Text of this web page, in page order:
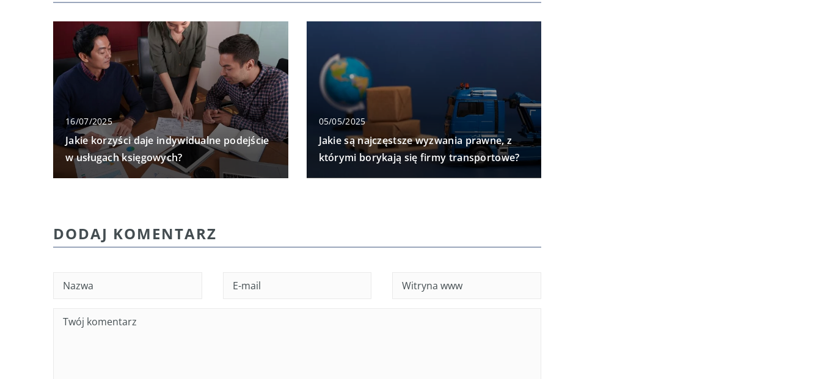
16/07/2025
Jakie korzyści daje indywidualne podejście
w usługach księgowych?
05/05/2025
Jakie są najczęstsze wyzwania prawne, z
którymi borykają się firmy transportowe?
DODAJ KOMENTARZ